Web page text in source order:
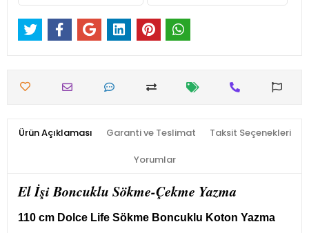
Ürün Açıklaması Garanti ve Teslimat Taksit Seçenekleri
Yorumlar
El İşi Boncuklu Sökme-Çekme Yazma
110 cm Dolce Life Sökme Boncuklu Koton Yazma